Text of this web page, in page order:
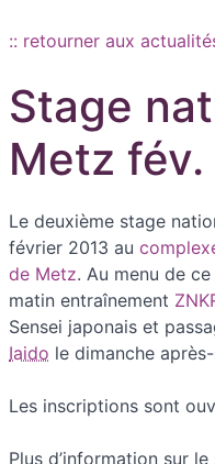
:: retourner aux
Stage
Metz fév.
Le deuxième stage
février 2013 au
de Metz. Au menu de
matin entraînement
Sensei japonais et
Iaido le dimanche
Les inscriptions sont
Plus d’information sur le